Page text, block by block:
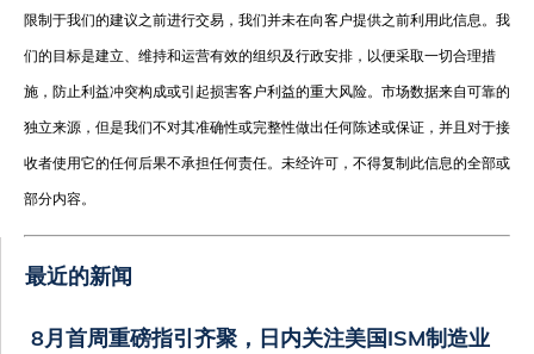
限制于我们的建议之前进行交易，我们并未在向客户提供之前利用此信息。我
们的目标是建立、维持和运营有效的组织及行政安排，以便采取一切合理措
施，防止利益冲突构成或引起损害客户利益的重大风险。市场数据来自可靠的
独立来源，但是我们不对其准确性或完整性做出任何陈述或保证，并且对于接
收者使用它的任何后果不承担任何责任。未经许可，不得复制此信息的全部或
部分内容。
最近的新闻
8月首周重磅指引齐聚，日内关注美国ISM制造业